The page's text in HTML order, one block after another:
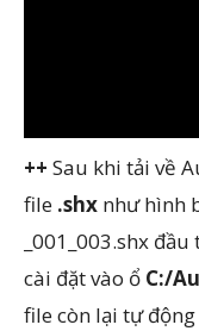
++ Sau khi tải về
file .shx như hình
_001_003.shx
cài đặt vào ổ C:/
file còn lại tự